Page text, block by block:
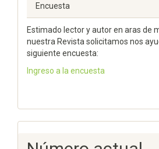
Encuesta
Estimado lector y autor en aras de
nuestra Revista solicitamos nos
siguiente encuesta:
Ingreso a la encuesta